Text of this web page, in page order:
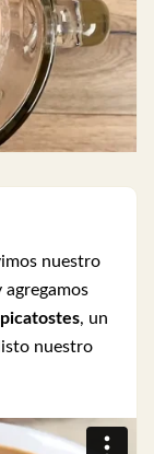
nuestro
picatostes, un
nuestro